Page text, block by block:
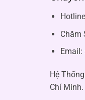
Chăm
Email:
Hệ
Chí